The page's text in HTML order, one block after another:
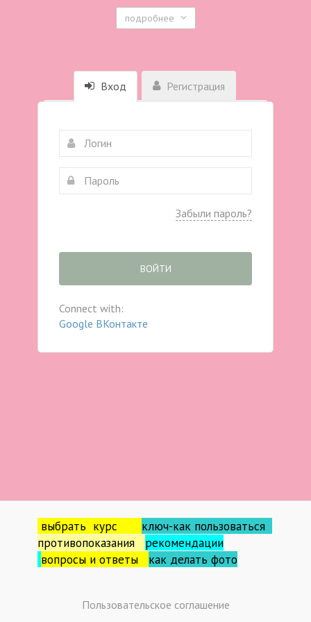
подробнее
Вход Регистрация
Забыли пароль?
ВОЙТИ
Connect with:
Google ВКонтакте
выбрать курс ключ-как пользоваться
противопоказания рекомендации
вопросы и ответы как делать фото
Пользовательское соглашение